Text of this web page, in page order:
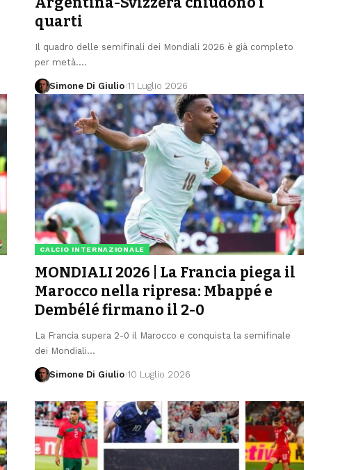
quarti
Il quadro delle semifinali dei Mondiali 2026 è già completo
per metà.…
Simone Di Giulio 11 Luglio 2026
CALCIO INTERNAZIONALE
MONDIALI 2026 | La Francia piega il
Marocco nella ripresa: Mbappé e
Dembélé firmano il 2-0
La Francia supera 2-0 il Marocco e conquista la semifinale
dei Mondiali…
Simone Di Giulio 10 Luglio 2026